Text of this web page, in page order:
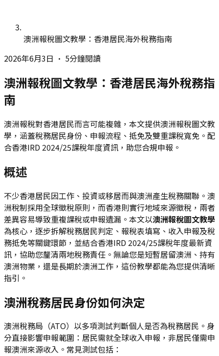
澳洲報稅圖文教學：香港居民海外稅務指南
2026年6月3日 • 5分鐘閱讀
澳洲報稅圖文教學：香港居民海外稅務指
南
澳洲報稅對香港居民而言可能複雜，本文提供澳洲報稅圖文教
學，涵蓋稅務居民身份、申報流程、抵免及雙重課稅寬免。配
合香港IRD 2024/25課稅年度資訊，助您合規申報。
概述
不少香港居民因工作、投資或移居而與澳洲產生稅務關聯。澳
洲稅制採用全球徵稅原則，而香港則實行地域來源徵稅，兩者
差異容易導致重複課稅或申報遺漏。本文以澳洲報稅圖文教學
為核心，逐步拆解稅務居民判定、報稅表填寫、收入申報及稅
務抵免等關鍵環節，並結合香港IRD 2024/25課稅年度最新資
訊，協助您釐清兩地稅務責任。無論您是短暫居留澳洲、持有
澳洲物業，還是長期於澳洲工作，這份教學都能為您提供清晰
指引。
澳洲稅務居民身份如何決定
澳洲稅務局（ATO）以多項測試判斷個人是否為稅務居民。身
分直接影響申報範圍：居民需就全球收入申報，非居民僅需申
報澳洲來源收入。常見測試包括：